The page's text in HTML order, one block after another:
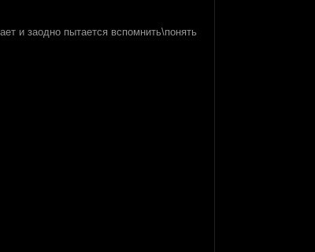
и заодно пытается вспомнить\понять